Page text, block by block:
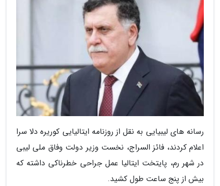
رسانه های لیبیایی به نقل از روزنامه ایتالیایی کوریره دلا سرا
اعلام کردند، فائز السراج، نخست وزیر دولت وفاق ملی لیبی
در شهر رم، پایتخت ایتالیا عمل جراحی خطرناکی داشته که
بیش از پنج ساعت طول کشید.